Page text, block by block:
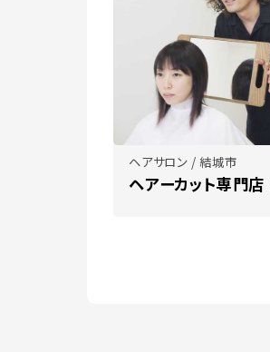
ヘアサロン / 結城市
ヘアーカット専門